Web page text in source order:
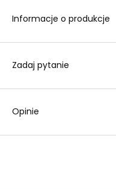
Informacje o produkcje
Zadaj pytanie
Opinie